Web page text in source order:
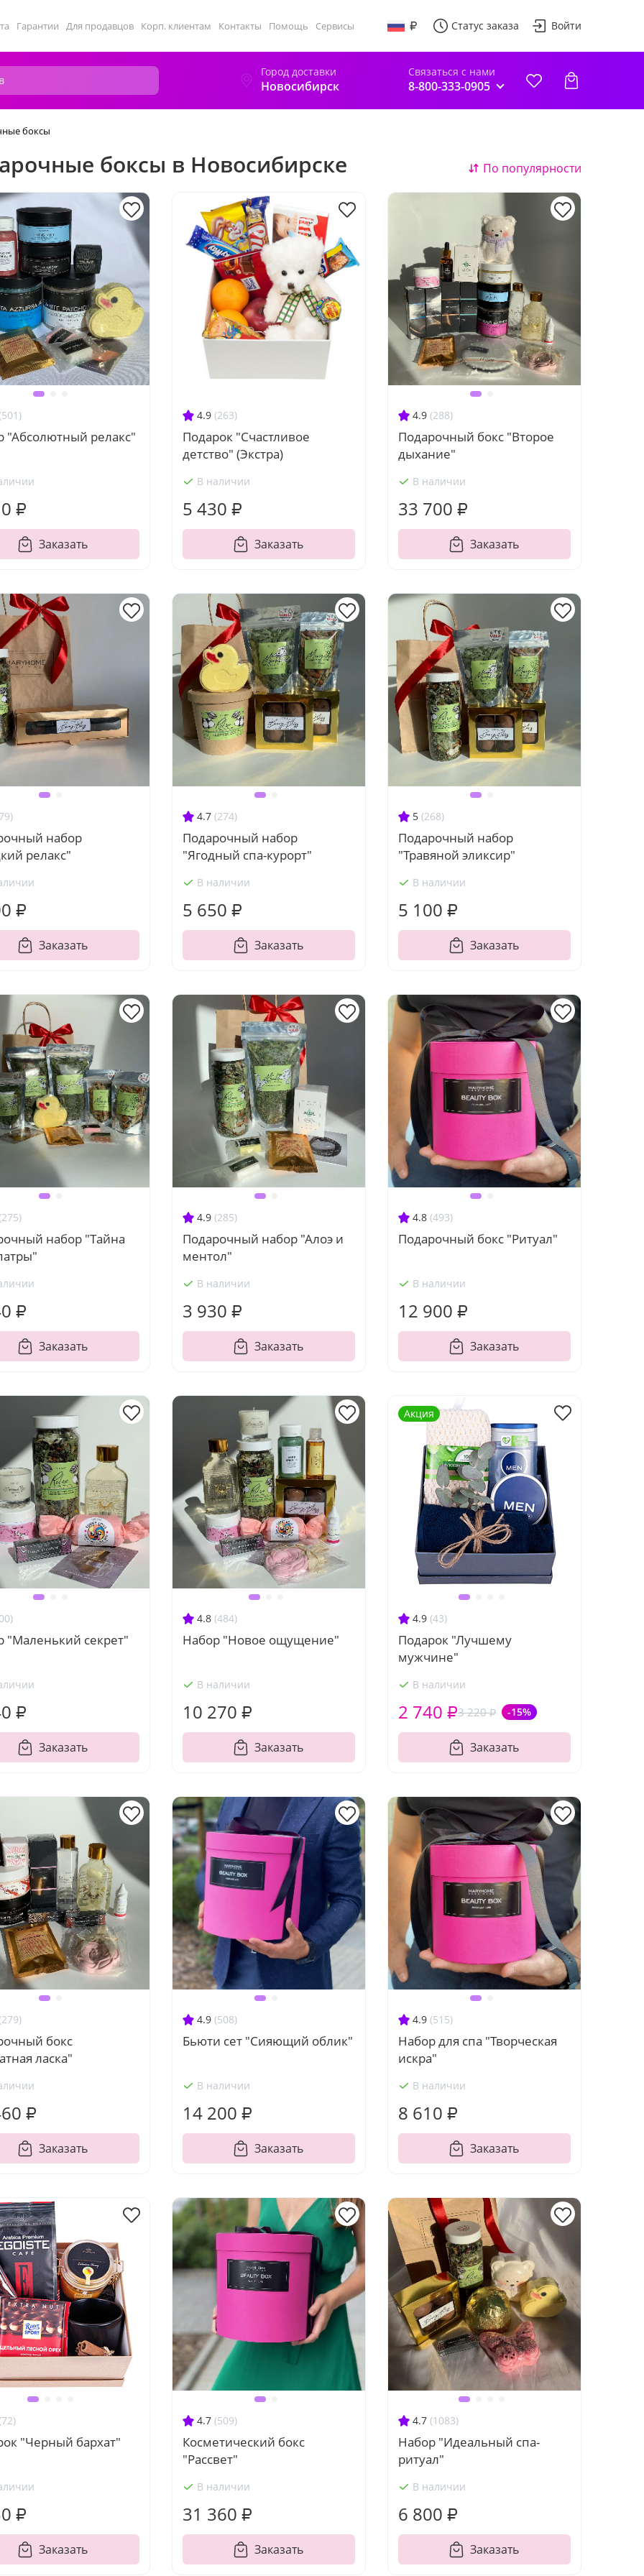
Гарантии Для продавцов Корп. клиентам Контакты Помощь Сервисы Статус заказа Войти
Город доставки
Новосибирск
Связаться с нами
8-800-333-0905
боксы
боксы в Новосибирске По популярности
"Абсолютный релакс"
₽
Заказать
4.9 (263)
Подарок "Счастливое
детство" (Экстра)
В наличии
5 430 ₽
Заказать
4.9 (288)
Подарочный бокс "Второе
дыхание"
В наличии
33 700 ₽
Заказать
набор
релакс"
₽
Заказать
4.7 (274)
Подарочный набор
"Ягодный спа-курорт"
В наличии
5 650 ₽
Заказать
5 (268)
Подарочный набор
"Травяной эликсир"
В наличии
5 100 ₽
Заказать
набор "Тайна
₽
Заказать
4.9 (285)
Подарочный набор "Алоэ и
ментол"
В наличии
3 930 ₽
Заказать
4.8 (493)
Подарочный бокс "Ритуал"
В наличии
12 900 ₽
Заказать
"Маленький секрет"
₽
Заказать
4.8 (484)
Набор "Новое ощущение"
В наличии
10 270 ₽
Заказать
4.9 (43)
Подарок "Лучшему
мужчине"
В наличии
3 220 ₽ -15%
2 740 ₽
Заказать
Акция
бокс
ласка"
₽
Заказать
4.9 (508)
Бьюти сет "Сияющий облик"
В наличии
14 200 ₽
Заказать
4.9 (515)
Набор для спа "Творческая
искра"
В наличии
8 610 ₽
Заказать
"Черный бархат"
₽
Заказать
4.7 (509)
Косметический бокс
"Рассвет"
В наличии
31 360 ₽
Заказать
4.7 (1083)
Набор "Идеальный спа-
ритуал"
В наличии
6 800 ₽
Заказать